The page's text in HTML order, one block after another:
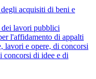
acquisiti di beni e
dei lavori pubblici
l'affidamento di appalti
lavori e opere, di concorsi
concorsi di idee e di